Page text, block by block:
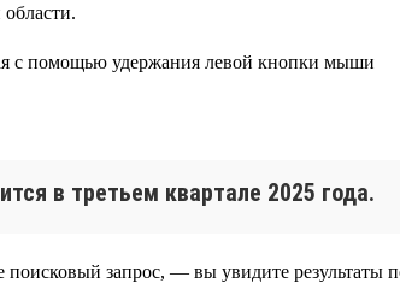
в третьем квартале 2025 года.
запрос, — вы увидите результаты